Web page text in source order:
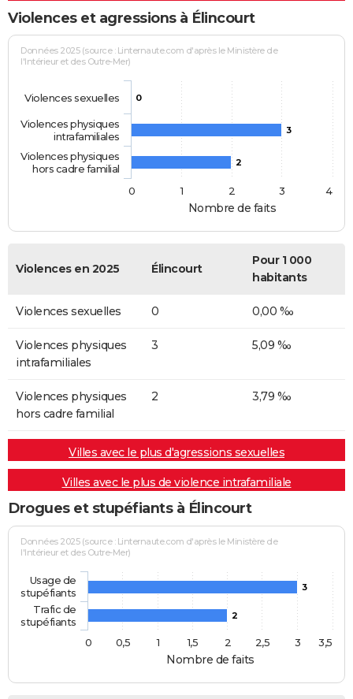
Violences et agressions à Élincourt
Nombre de faits
Données 2025 (source : Linternaute.com d'après le Ministère de
l'Intérieur et des Outre-Mer)
0
3
2
Violences sexuelles
Violences physiques
intrafamiliales
Violences physiques
hors cadre familial
0
1 2 3 4
Violences en 2025 Élincourt
Pour 1 000
habitants
Violences sexuelles 0 0,00 ‰
Violences physiques
intrafamiliales
3 5,09 ‰
Violences physiques
hors cadre familial
2 3,79 ‰
Villes avec le plus d'agressions sexuelles
Villes avec le plus de violence intrafamiliale
Drogues et stupéfiants à Élincourt
Nombre de faits
Données 2025 (source : Linternaute.com d'après le Ministère de
l'Intérieur et des Outre-Mer)
3
2
Usage de
stupéfiants
Trafic de
stupéfiants
0
0,5 1 1,5 2 2,5 3 3,5